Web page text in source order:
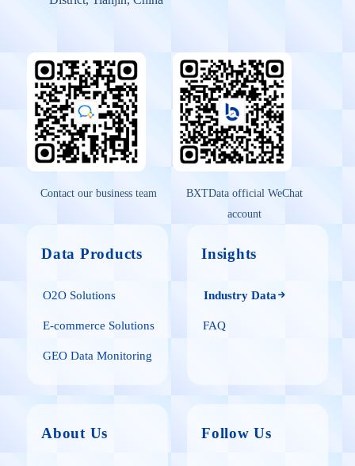
Contact our business team
BXTData official WeChat
account
Data Products
O2O Solutions
E-commerce Solutions
GEO Data Monitoring
Insights
Industry Data
FAQ
About Us Follow Us